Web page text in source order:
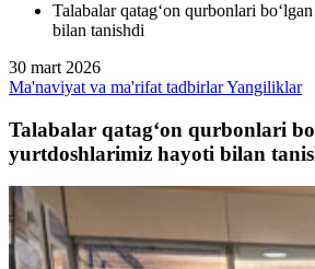
Talabalar qatag‘on qurbonlari
bilan tanishdi
30 mart 2026
Ma'naviyat va ma'rifat tadbirlarYangiliklar
Talabalar qatag‘on qurbonlari
yurtdoshlarimiz hayoti bilan